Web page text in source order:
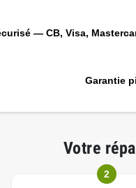
— CB, Visa,
Garantie
Votre
2